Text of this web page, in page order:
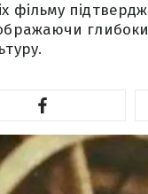
фільму